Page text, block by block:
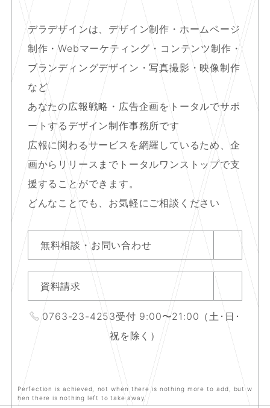
Perfection is achieved, not when there is nothing more to add, but w
hen there is nothing left to take away.
デラデザインは、デザイン制作・ホームページ
制作 ・Webマーケティング・コンテンツ制作 ・
ブランディングデザイン・写真撮影・映像制作
など
あなたの広報戦略・広告企画をトータルでサポ
ートする デザイン制作事務所です
広報に関わるサービスを網羅しているため、 企
画からリリースまで トータルワンストップで支
援することができます。
どんなことでも、お気軽にご相談ください
無料相談・お問い合わせ
資料請求
0763-23-4253受付 9:00〜21:00（土･日･
祝を除く）